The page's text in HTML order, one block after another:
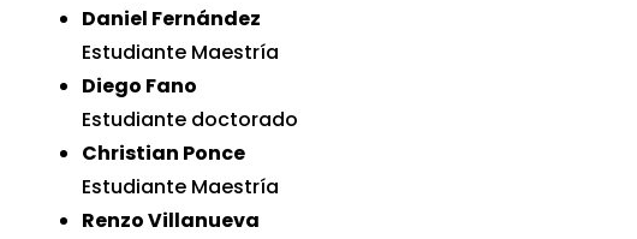
Daniel Fernández
Estudiante Maestría
Diego Fano
Estudiante doctorado
Christian Ponce
Estudiante Maestría
Renzo Villanueva